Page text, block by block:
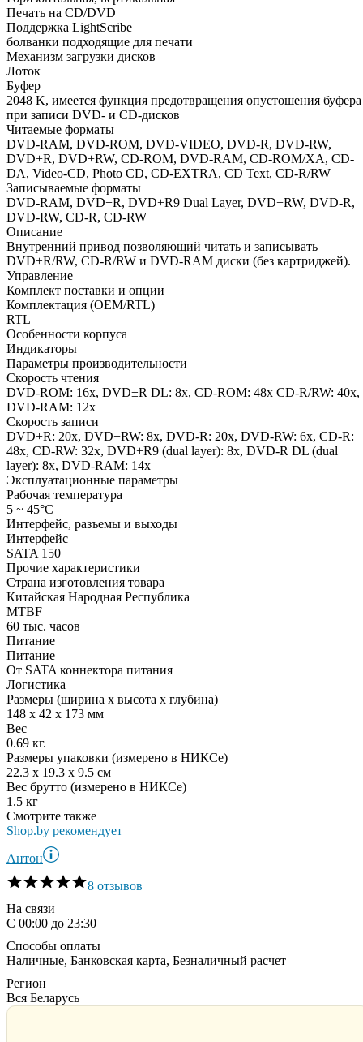
Печать на CD/DVD
Поддержка LightScribe
болванки подходящие для печати
Механизм загрузки дисков
Лоток
Буфер
2048 K, имеется функция предотвращения опустошения буфера
при записи DVD- и СD-дисков
Читаемые форматы
DVD-RAM, DVD-ROM, DVD-VIDEO, DVD-R, DVD-RW,
DVD+R, DVD+RW, CD-ROM, DVD-RAM, CD-ROM/XA, CD-
DA, Video-CD, Photo CD, CD-EXTRA, CD Text, CD-R/RW
Записываемые форматы
DVD-RAM, DVD+R, DVD+R9 Dual Layer, DVD+RW, DVD-R,
DVD-RW, CD-R, CD-RW
Описание
Внутренний привод позволяющий читать и записывать
DVD±R/RW, CD-R/RW и DVD-RAM диски (без картриджей).
Управление
Комплект поставки и опции
Комплектация (OEM/RTL)
RTL
Особенности корпуса
Индикаторы
Параметры производительности
Скорость чтения
DVD-ROM: 16x, DVD±R DL: 8x, CD-ROM: 48x CD-R/RW: 40x,
DVD-RAM: 12x
Скорость записи
DVD+R: 20x, DVD+RW: 8x, DVD-R: 20x, DVD-RW: 6x, CD-R:
48x, CD-RW: 32x, DVD+R9 (dual layer): 8х, DVD-R DL (dual
layer): 8х, DVD-RAM: 14х
Эксплуатационные параметры
Рабочая температура
5 ~ 45°C
Интерфейс, разъемы и выходы
Интерфейс
SATA 150
Прочие характеристики
Страна изготовления товара
Китайская Народная Республика
MTBF
60 тыс. часов
Питание
Питание
От SATA коннектора питания
Логистика
Размеры (ширина x высота x глубина)
148 x 42 x 173 мм
Вес
0.69 кг.
Размеры упаковки (измерено в НИКСе)
22.3 x 19.3 x 9.5 см
Вес брутто (измерено в НИКСе)
1.5 кг
Смотрите также
Shop.by рекомендует
Антон
8 отзывов
На связи
С 00:00 до 23:30
Способы оплаты
Наличные, Банковская карта, Безналичный расчет
Регион
Вся Беларусь